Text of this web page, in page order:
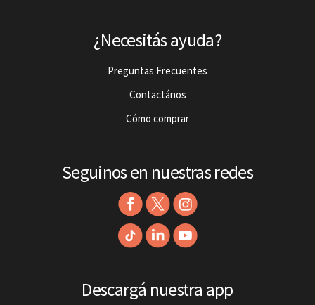
¿Necesitás ayuda?
Preguntas Frecuentes
Contactános
Cómo comprar
Seguinos en nuestras redes
Descargá nuestra app